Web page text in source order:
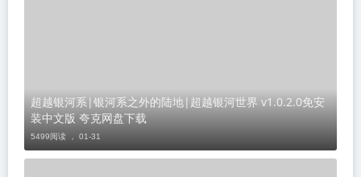
超越银河系|银河系之外的陆地|超越银河世界 v1.0.2.0免安
装中文版 夸克网盘下载
5499阅读 ， 01-31